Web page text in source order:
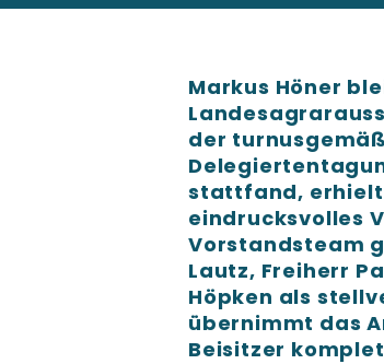
Markus Höner
der
stattfand, erhielt
eindrucksvolles
Vorstandsteam
Lautz, Freiherr
Höpken als
übernimmt das
Beisitzer